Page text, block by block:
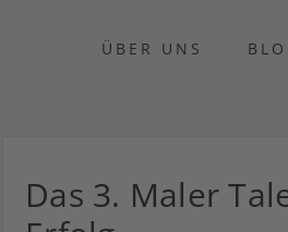
ÜBER UNS
Das 3. Maler